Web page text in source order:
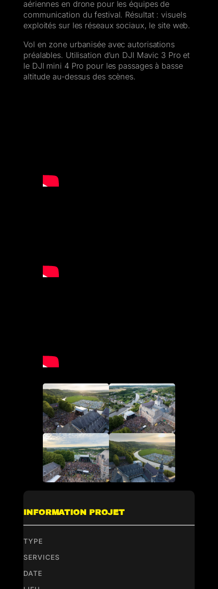
aériennes en drone pour les équipes de
communication du festival. Résultat : visuels
exploités sur les réseaux sociaux, le site web.
Vol en zone urbanisée avec autorisations
préalables. Utilisation d’un DJI Mavic 3 Pro et
le DJI mini 4 Pro pour les passages à basse
altitude au-dessus des scènes.
INFORMATION PROJET
TYPE
SERVICES
DATE